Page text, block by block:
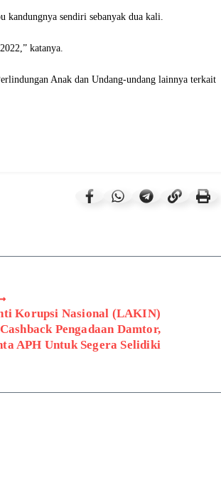
kandungnya sendiri sebanyak dua kali.
katanya.
Anak dan Undang-undang lainnya terkait
Korupsi Nasional (LAKIN)
Pengadaan Damtor,
APH Untuk Segera Selidiki